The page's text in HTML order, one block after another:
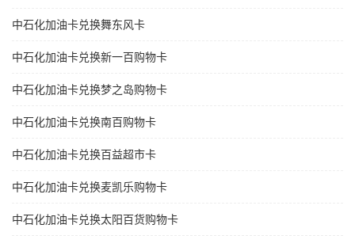
中石化加油卡兑换舞东风卡
中石化加油卡兑换新一百购物卡
中石化加油卡兑换梦之岛购物卡
中石化加油卡兑换南百购物卡
中石化加油卡兑换百益超市卡
中石化加油卡兑换麦凯乐购物卡
中石化加油卡兑换太阳百货购物卡